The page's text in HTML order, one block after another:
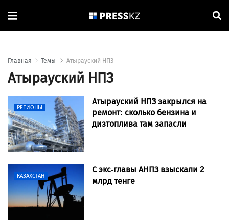
Главная Темы Атырауский НПЗ
Атырауский НПЗ
РЕГИОНЫ
Атырауский НПЗ закрылся на
ремонт: сколько бензина и
дизтоплива там запасли
КАЗАХСТАН
С экс-главы АНПЗ взыскали 2
млрд тенге